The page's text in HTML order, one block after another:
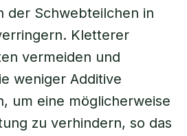
der Schwebteilchen in
Kletterer
vermeiden und
weniger Additive
um eine möglicherweise
zu verhindern, so das